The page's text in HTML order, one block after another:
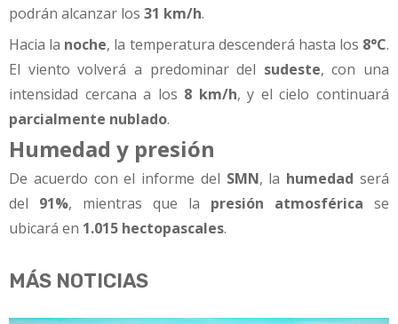
podrán alcanzar los 31 km/h.
Hacia la noche, la temperatura descenderá hasta los 8°C.
El viento volverá a predominar del sudeste, con una
intensidad cercana a los 8 km/h, y el cielo continuará
parcialmente nublado.
Humedad y presión
De acuerdo con el informe del SMN, la humedad será
del 91%, mientras que la presión atmosférica se
ubicará en 1.015 hectopascales.
MÁS NOTICIAS